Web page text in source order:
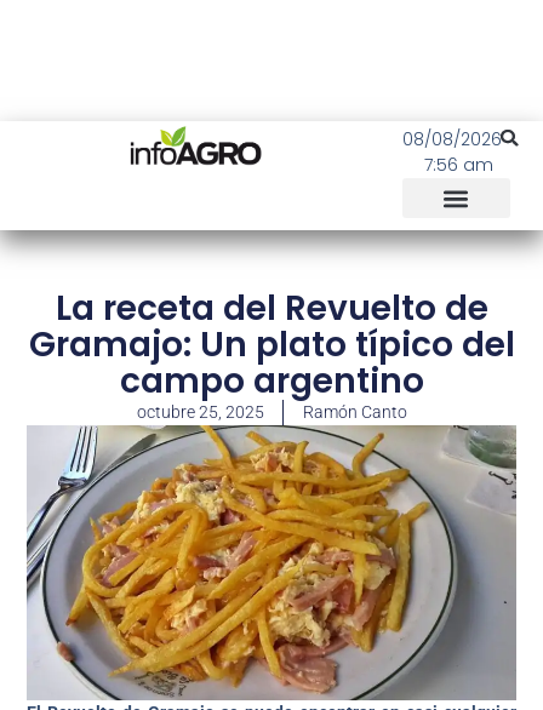
08/08/2026
7:56 am
La receta del Revuelto de
Gramajo: Un plato típico del
campo argentino
octubre 25, 2025 Ramón Canto